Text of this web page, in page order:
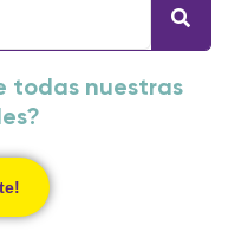
todas nuestras